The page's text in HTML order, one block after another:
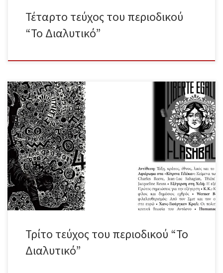
Τέταρτο τεύχος του περιοδικού
“Το Διαλυτικό”
Περιεχόμενα Συντακτική Ομάδα – Εισαγωγικό σημείωμα Αντίθεση
– Τάξη, κράτος, έθνος, λαός και το πραγματικό κίνημα Alèssi
Dell’Umbria – Full Metal Yellow Jacket Charles Reeve – Κίτρινος
Πυρετός: Καλοί και Κακοί Ιοί Jean-Luc Sahagian – Η επιστροφή της
Κίτρινης Ορδής Třídní válka – Κίτρινα Γιλέκα Ζιλ Ντωβέ – Κίτρινο,
Κόκκινο, Τρικολόρ ή Τάξη και Λαός Jacqueline Reuss – Τα Κίτρινα
Γιλέκα σε ένα Νέο Κοινωνικό Τοπίο Κομμουνιστές/αναρχικοί
προλετάριοι από τη Χιλή – Η εξέγερση εξαπλώνεται Κάποιοι
αγωνιζόμενοι προλετάριοι στην περιοχή της Χιλής – Πρώτες
σημειώσεις για την «αναρχική» μαζική εξέγερση που συγκλονίζει
τη Χιλή Κ.Κ. – Κοινωνικές αντιθέσεις, φίλος […]
Τρίτο τεύχος του περιοδικού “Το
Διαλυτικό”